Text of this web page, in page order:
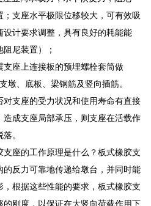
；支座水平极限位移较大，可有效吸
计要求调整，具有良好的耗能能
尼装置）；
支座上连接板的预埋螺栓套筒做
墩、底板、梁钢筋及竖向插筋。
支座的受力状况和使用寿命有直接
成支座局部承压，则支座在活载作
。
座的工作原理是什么？板式橡胶支
反力可靠地传递给墩台，并同时能
根据这些性能的要求，板式橡胶支
刚度，以保证在大竖向荷载作用下